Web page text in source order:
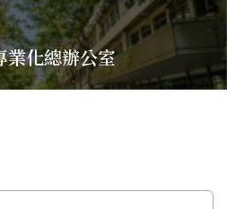
業化總辦公室